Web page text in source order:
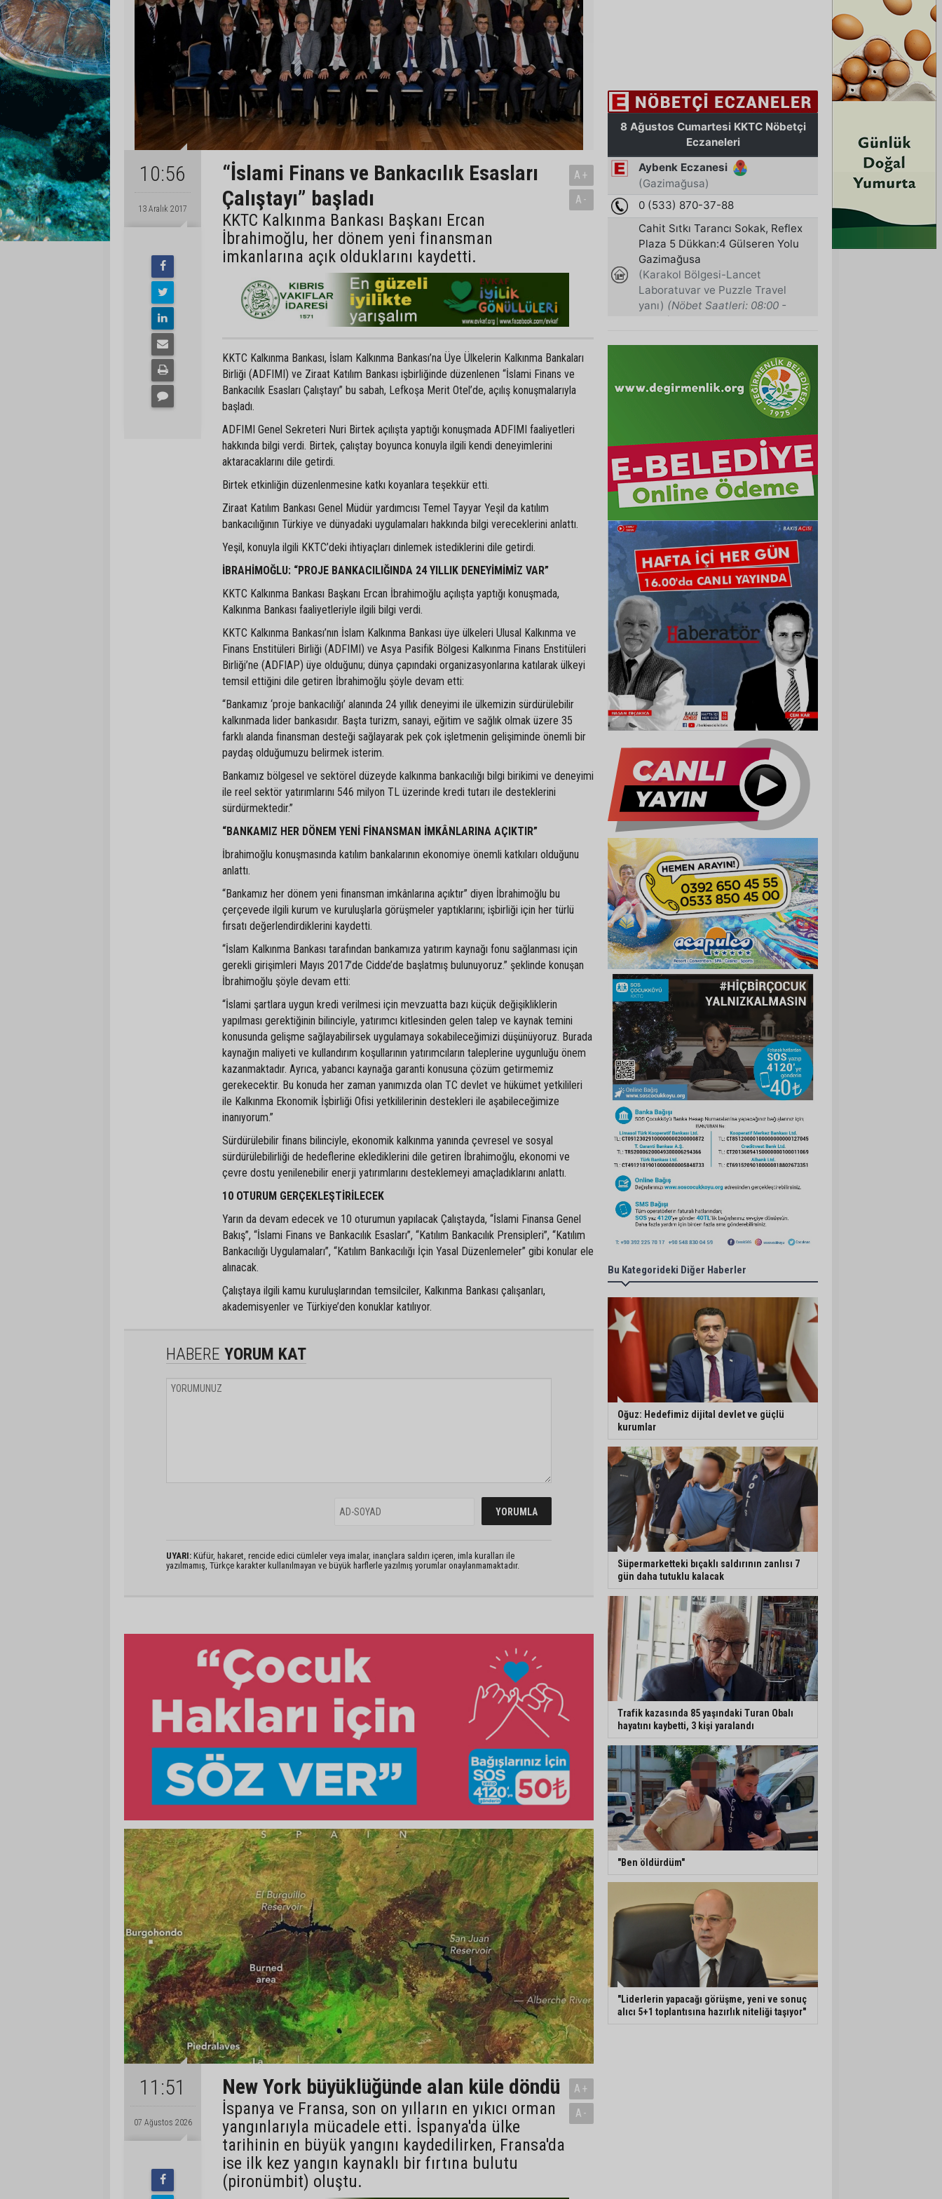
10:56
13 Aralık 2017
“İslami Finans ve Bankacılık Esasları
Çalıştayı” başladı
KKTC Kalkınma Bankası Başkanı Ercan
İbrahimoğlu, her dönem yeni finansman
imkanlarına açık olduklarını kaydetti.
A+
A-
KKTC Kalkınma Bankası, İslam Kalkınma Bankası’na Üye Ülkelerin Kalkınma Bankaları
Birliği (ADFIMI) ve Ziraat Katılım Bankası işbirliğinde düzenlenen “İslami Finans ve
Bankacılık Esasları Çalıştayı” bu sabah, Lefkoşa Merit Otel’de, açılış konuşmalarıyla
başladı.
ADFIMI Genel Sekreteri Nuri Birtek açılışta yaptığı konuşmada ADFIMI faaliyetleri
hakkında bilgi verdi. Birtek, çalıştay boyunca konuyla ilgili kendi deneyimlerini
aktaracaklarını dile getirdi.
Birtek etkinliğin düzenlenmesine katkı koyanlara teşekkür etti.
Ziraat Katılım Bankası Genel Müdür yardımcısı Temel Tayyar Yeşil da katılım
bankacılığının Türkiye ve dünyadaki uygulamaları hakkında bilgi vereceklerini anlattı.
Yeşil, konuyla ilgili KKTC’deki ihtiyaçları dinlemek istediklerini dile getirdi.
İBRAHİMOĞLU: “PROJE BANKACILIĞINDA 24 YILLIK DENEYİMİMİZ VAR”
KKTC Kalkınma Bankası Başkanı Ercan İbrahimoğlu açılışta yaptığı konuşmada,
Kalkınma Bankası faaliyetleriyle ilgili bilgi verdi.
KKTC Kalkınma Bankası’nın İslam Kalkınma Bankası üye ülkeleri Ulusal Kalkınma ve
Finans Enstitüleri Birliği (ADFIMI) ve Asya Pasifik Bölgesi Kalkınma Finans Enstitüleri
Birliği’ne (ADFIAP) üye olduğunu; dünya çapındaki organizasyonlarına katılarak ülkeyi
temsil ettiğini dile getiren İbrahimoğlu şöyle devam etti:
“Bankamız ‘proje bankacılığı’ alanında 24 yıllık deneyimi ile ülkemizin sürdürülebilir
kalkınmada lider bankasıdır. Başta turizm, sanayi, eğitim ve sağlık olmak üzere 35
farklı alanda finansman desteği sağlayarak pek çok işletmenin gelişiminde önemli bir
paydaş olduğumuzu belirmek isterim.
Bankamız bölgesel ve sektörel düzeyde kalkınma bankacılığı bilgi birikimi ve deneyimi
ile reel sektör yatırımlarını 546 milyon TL üzerinde kredi tutarı ile desteklerini
sürdürmektedir.”
“BANKAMIZ HER DÖNEM YENİ FİNANSMAN İMKÂNLARINA AÇIKTIR”
İbrahimoğlu konuşmasında katılım bankalarının ekonomiye önemli katkıları olduğunu
anlattı.
“Bankamız her dönem yeni finansman imkânlarına açıktır” diyen İbrahimoğlu bu
çerçevede ilgili kurum ve kuruluşlarla görüşmeler yaptıklarını; işbirliği için her türlü
fırsatı değerlendirdiklerini kaydetti.
“İslam Kalkınma Bankası tarafından bankamıza yatırım kaynağı fonu sağlanması için
gerekli girişimleri Mayıs 2017’de Cidde’de başlatmış bulunuyoruz.” şeklinde konuşan
İbrahimoğlu şöyle devam etti:
“İslami şartlara uygun kredi verilmesi için mevzuatta bazı küçük değişikliklerin
yapılması gerektiğinin bilinciyle, yatırımcı kitlesinden gelen talep ve kaynak temini
konusunda gelişme sağlayabilirsek uygulamaya sokabileceğimizi düşünüyoruz. Burada
kaynağın maliyeti ve kullandırım koşullarının yatırımcıların taleplerine uygunluğu önem
kazanmaktadır. Ayrıca, yabancı kaynağa garanti konusuna çözüm getirmemiz
gerekecektir. Bu konuda her zaman yanımızda olan TC devlet ve hükümet yetkilileri
ile Kalkınma Ekonomik İşbirliği Ofisi yetkililerinin destekleri ile aşabileceğimize
inanıyorum.”
Sürdürülebilir finans bilinciyle, ekonomik kalkınma yanında çevresel ve sosyal
sürdürülebilirliği de hedeflerine eklediklerini dile getiren İbrahimoğlu, ekonomi ve
çevre dostu yenilenebilir enerji yatırımlarını desteklemeyi amaçladıklarını anlattı.
10 OTURUM GERÇEKLEŞTİRİLECEK
Yarın da devam edecek ve 10 oturumun yapılacak Çalıştayda, “İslami Finansa Genel
Bakış”, “İslami Finans ve Bankacılık Esasları”, “Katılım Bankacılık Prensipleri”, “Katılım
Bankacılığı Uygulamaları”, “Katılım Bankacılığı İçin Yasal Düzenlemeler” gibi konular ele
alınacak.
Çalıştaya ilgili kamu kuruluşlarından temsilciler, Kalkınma Bankası çalışanları,
akademisyenler ve Türkiye’den konuklar katılıyor.
HABERE YORUM KAT
UYARI: Küfür, hakaret, rencide edici cümleler veya imalar, inançlara saldırı içeren, imla kuralları ile
yazılmamış, Türkçe karakter kullanılmayan ve büyük harflerle yazılmış yorumlar onaylanmamaktadır.
11:51
07 Ağustos 2026
New York büyüklüğünde alan küle döndü
İspanya ve Fransa, son on yılların en yıkıcı orman
yangınlarıyla mücadele etti. İspanya'da ülke
tarihinin en büyük yangını kaydedilirken, Fransa'da
ise ilk kez yangın kaynaklı bir fırtına bulutu
(pironümbit) oluştu.
A+
A-
Bu Kategorideki Diğer Haberler
Oğuz: Hedefimiz dijital devlet ve güçlü
kurumlar
Süpermarketteki bıçaklı saldırının zanlısı 7
gün daha tutuklu kalacak
Trafik kazasında 85 yaşındaki Turan Obalı
hayatını kaybetti, 3 kişi yaralandı
"Ben öldürdüm"
"Liderlerin yapacağı görüşme, yeni ve sonuç
alıcı 5+1 toplantısına hazırlık niteliği taşıyor"